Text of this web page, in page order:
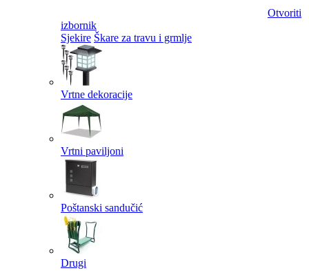
Otvoriti
izbornik
Sjekire Škare za travu i grmlje
Vrtne dekoracije
Vrtni paviljoni
Poštanski sandučić
Drugi